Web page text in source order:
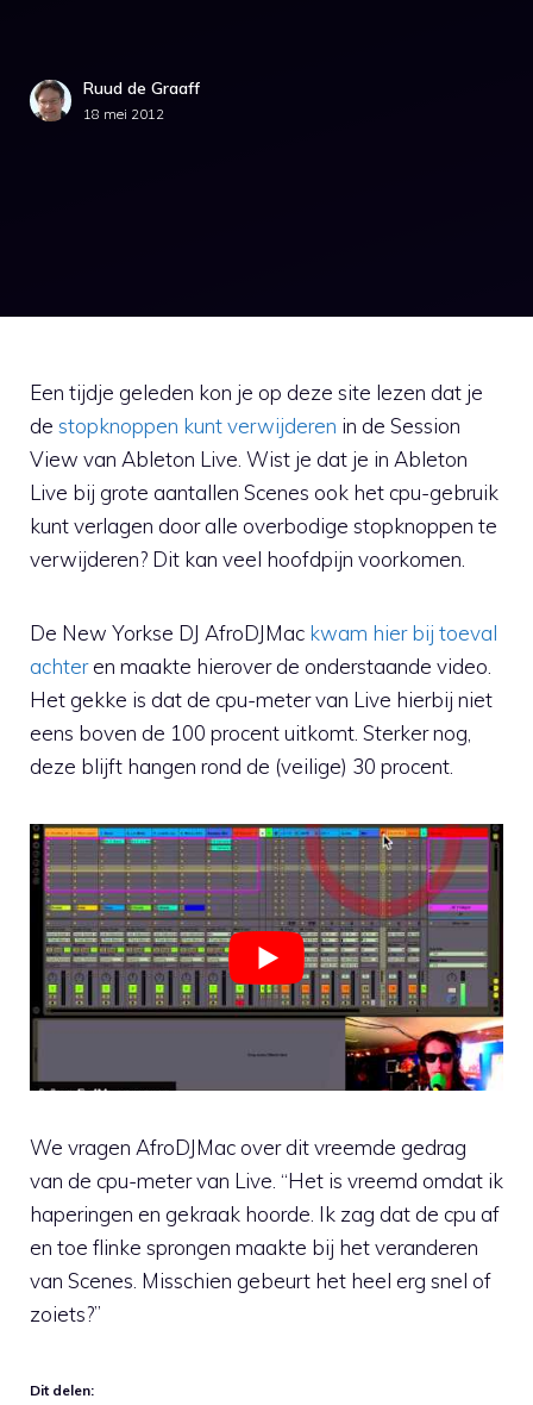
Ruud de Graaff
18 mei 2012
Een tijdje geleden kon je op deze site lezen dat je
de stopknoppen kunt verwijderen in de Session
View van Ableton Live. Wist je dat je in Ableton
Live bij grote aantallen Scenes ook het cpu-gebruik
kunt verlagen door alle overbodige stopknoppen te
verwijderen? Dit kan veel hoofdpijn voorkomen.
De New Yorkse DJ AfroDJMac kwam hier bij toeval
achteren maakte hierover de onderstaande video.
Het gekke is dat de cpu-meter van Live hierbij niet
eens boven de 100 procent uitkomt. Sterker nog,
deze blijft hangen rond de (veilige) 30 procent.
We vragen AfroDJMac over dit vreemde gedrag
van de cpu-meter van Live. “Het is vreemd omdat ik
haperingen en gekraak hoorde. Ik zag dat de cpu af
en toe flinke sprongen maakte bij het veranderen
van Scenes. Misschien gebeurt het heel erg snel of
zoiets?”
Dit delen: